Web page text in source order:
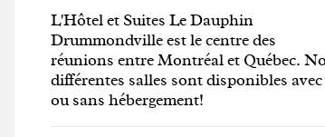
L'Hôtel et Suites Le Dauphin
Drummondville est le centre des
réunions entre Montréal et Québec.
différentes salles sont disponibles avec
ou sans hébergement!